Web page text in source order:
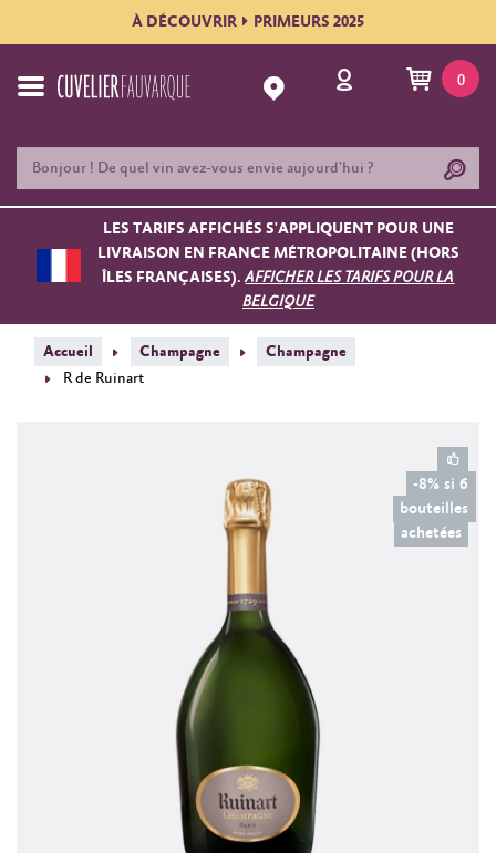
À DÉCOUVRIR PRIMEURS 2025
0
LES TARIFS AFFICHÉS S'APPLIQUENT POUR UNE
LIVRAISON EN FRANCE MÉTROPOLITAINE (HORS
ÎLES FRANÇAISES).AFFICHER LES TARIFS POUR LA
BELGIQUE
Accueil Champagne
Champagne
R de Ruinart
-8% si 6
bouteilles
achetées